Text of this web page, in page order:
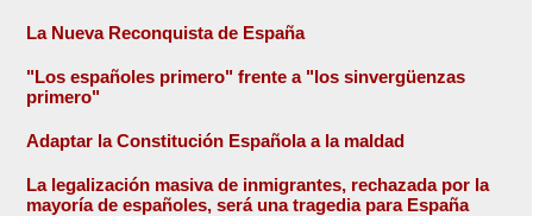
La Nueva Reconquista de España
"Los españoles primero" frente a "los sinvergüenzas
primero"
Adaptar la Constitución Española a la maldad
La legalización masiva de inmigrantes, rechazada por la
mayoría de españoles, será una tragedia para España